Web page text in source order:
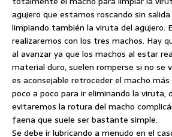
agujero que estamos roscando sin
limpiando también la viruta del agujero.
realizaremos con los tres machos. Hay
al avanzar ya que los machos al estar
material duro, suelen romperse si no se
es aconsejable retroceder el macho más
poco a poco para ir eliminando la viruta,
evitaremos la rotura del macho
faena que suele ser bastante simple.
Se debe ir lubricando a menudo en el